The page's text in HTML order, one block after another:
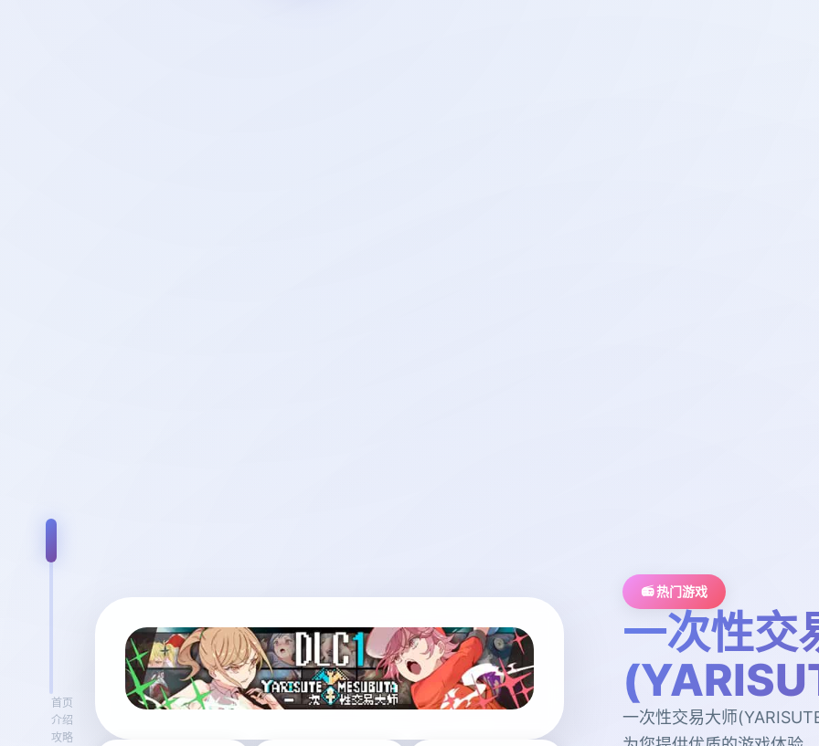
首页
介绍
攻略
📻 热门游戏
一次性交
一次性交易大师